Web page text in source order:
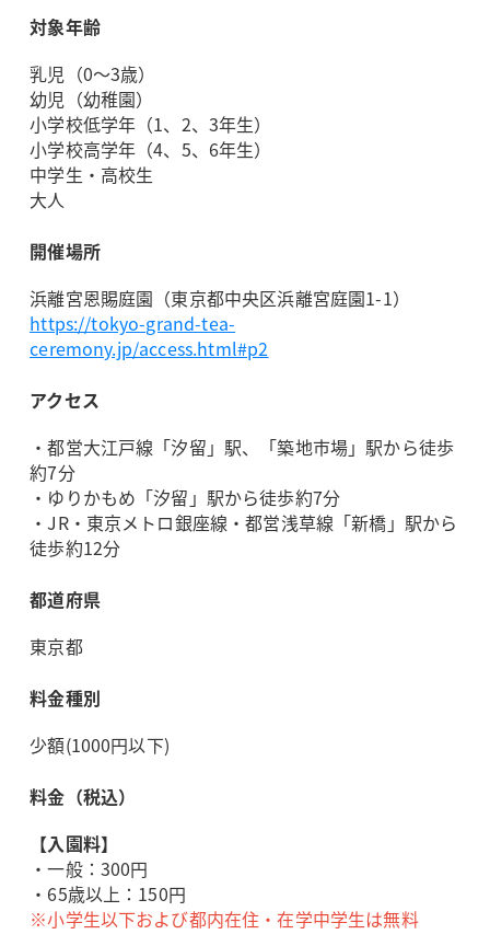
対象年齢
乳児（0～3歳）
幼児（幼稚園）
小学校低学年（1、2、3年生）
小学校高学年（4、5、6年生）
中学生・高校生
大人
開催場所
浜離宮恩賜庭園（東京都中央区浜離宮庭園1-1）
https://tokyo-grand-tea-
ceremony.jp/access.html#p2
アクセス
・都営大江戸線「汐留」駅、「築地市場」駅から徒歩
約7分
・ゆりかもめ「汐留」駅から徒歩約7分
・JR・東京メトロ銀座線・都営浅草線「新橋」駅から
徒歩約12分
都道府県
東京都
料金種別
少額(1000円以下)
料金（税込）
【入園料】
・一般：300円
・65歳以上：150円
※小学生以下および都内在住・在学中学生は無料